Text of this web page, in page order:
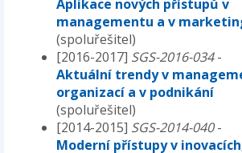
Aplikace nových přístupů v
managementu a v
(spoluřešitel)
[2016-2017] SGS-2016-034-
Aktuální trendy v
organizací a v podnikání
(spoluřešitel)
[2014-2015] SGS-2014-040-
Moderní přístupy v